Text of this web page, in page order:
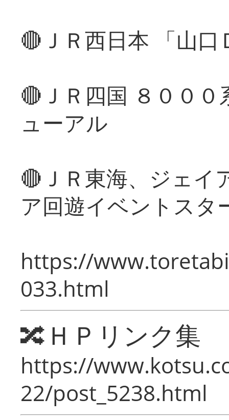
🔴ＪＲ西日本 「山
🔴ＪＲ四国 ８００
ューアル
🔴ＪＲ東海、ジェイ
ア回遊イベントスタ
https://
033.html
🔀ＨＰリンク集
https://
22/post_5238.html